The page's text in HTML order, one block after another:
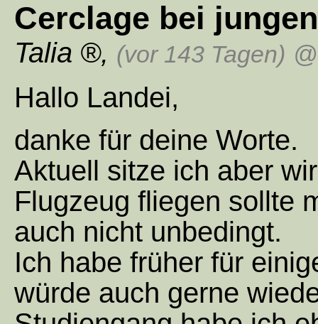
Cerclage bei
Talia , (vor 143 Tagen)
Hallo Landei,
danke für deine Worte.
Aktuell sitze ich aber
Flugzeug fliegen sollte
auch nicht unbedingt.
Ich habe früher für
würde auch gerne